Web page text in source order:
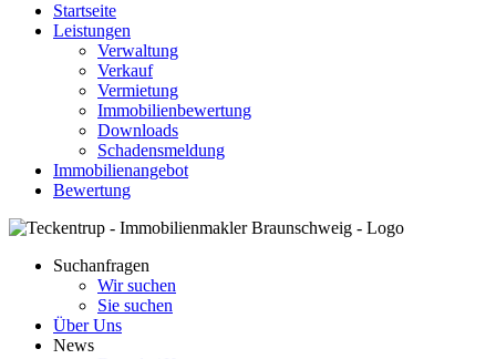
Startseite
Leistungen
Verwaltung
Verkauf
Vermietung
Immobilienbewertung
Downloads
Schadensmeldung
Immobilienangebot
Bewertung
Suchanfragen
Wir suchen
Sie suchen
Über Uns
News